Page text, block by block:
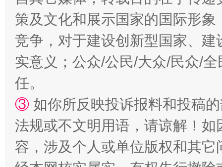
策及文化和展示国家的国际形
竞争，对于建设创新型国家、
实意义；公众/公民/大众/民众/
任。
③ 如你所反映投诉报料和投稿
法规或不文明用语，请谅解！
容，涉及个人或单位版权和其它